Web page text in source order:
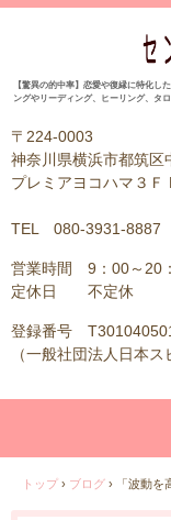
【驚異の的中率】恋愛や復縁に特化し
ングやリーディング、ヒーリング、タ
〒224-0003
神奈川県横浜市都筑区
プレミアヨコハマ３
TEL 080-3931-8887
営業時間 9：00～20
定休日 不定休
登録番号
（一般社団法人日本ス
トップ › ブログ › 「波動